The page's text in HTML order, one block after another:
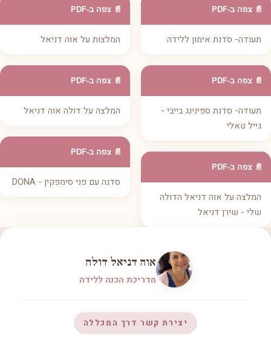
📄 צפה ב-PDF
תעודה- סדנת אימון ללידה
📄 צפה ב-PDF
תעודה- סדנת ספינינג בייבי -
גייל טאלי
📄 צפה ב-PDF
המלצה על אוה דניאל הדולה
שלי - שירן דניאל
📄 צפה ב-PDF
המלצות על אוה דניאל
📄 צפה ב-PDF
המלצה על דולה אוה דניאל
📄 צפה ב-PDF
סדנה עם פני סימפקין - DONA
אוה דניאל דולה
מדריכת הכנה ללידה
יצירת קשר דרך המכללה